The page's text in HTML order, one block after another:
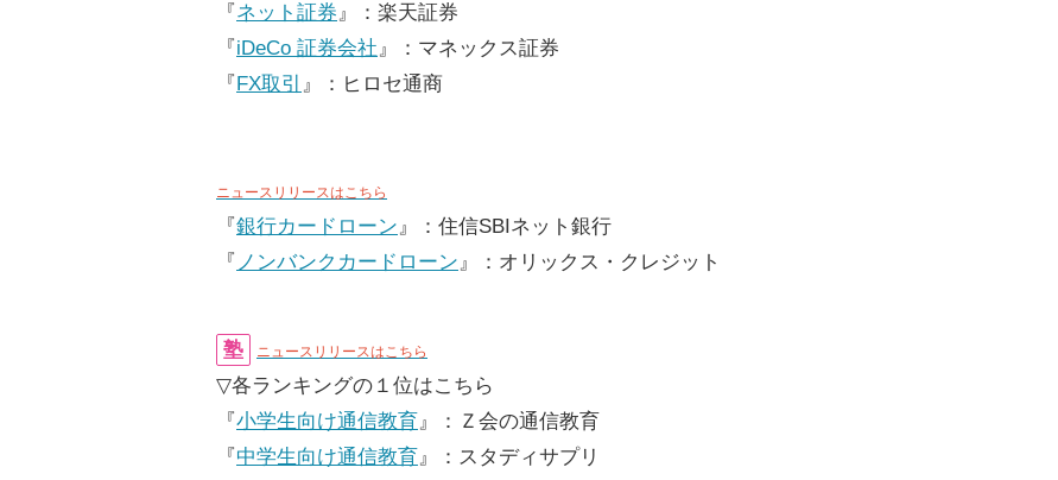
『ネット証券』：楽天証券
『iDeCo 証券会社』：マネックス証券
『FX取引 』：ヒロセ通商
ニュースリリースはこちら
『銀行カードローン』：住信SBIネット銀行
『 ノンバンクカードローン』：オリックス・クレジット
塾 ニュースリリースはこちら
▽各ランキングの１位はこちら
『小学生向け通信教育』：Ｚ会の通信教育
『中学生向け通信教育』：スタディサプリ